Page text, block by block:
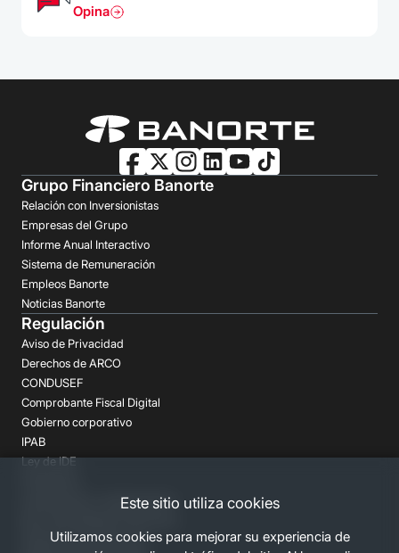
Este sitio utiliza cookies
Utilizamos cookies para mejorar su experiencia de
Opina
Grupo Financiero Banorte
Relación con Inversionistas
Empresas del Grupo
Informe Anual Interactivo
Sistema de Remuneración
Empleos Banorte
Noticias Banorte
Regulación
Aviso de Privacidad
Derechos de ARCO
CONDUSEF
Comprobante Fiscal Digital
Gobierno corporativo
IPAB
Ley de IDE
Aclaraciones y reclamaciones
Despachos de Cobranza